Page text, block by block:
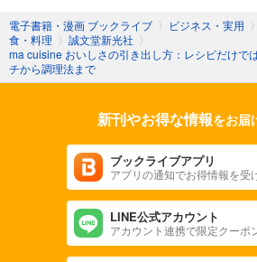
電子書籍・漫画 ブックライブ 〉 ビジネス・実用 〉
食・料理 〉 誠文堂新光社 〉
ma cuisine おいしさの引き出し方：レシピだけで
チから調理法まで
新刊やお得な情報をお届
ブックライブアプリ
アプリの通知でお得情報を受
LINE公式アカウント
アカウント連携で限定クーポ